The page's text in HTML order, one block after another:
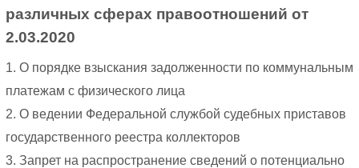
различных сферах правоотношений от
2.03.2020
1. О порядке взыскания задолженности по коммунальным
платежам с физического лица
2. О ведении Федеральной службой судебных приставов
государственного реестра коллекторов
3. Запрет на распространение сведений о потенциально